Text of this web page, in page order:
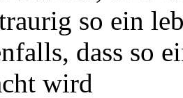
so ein
dass so
wird